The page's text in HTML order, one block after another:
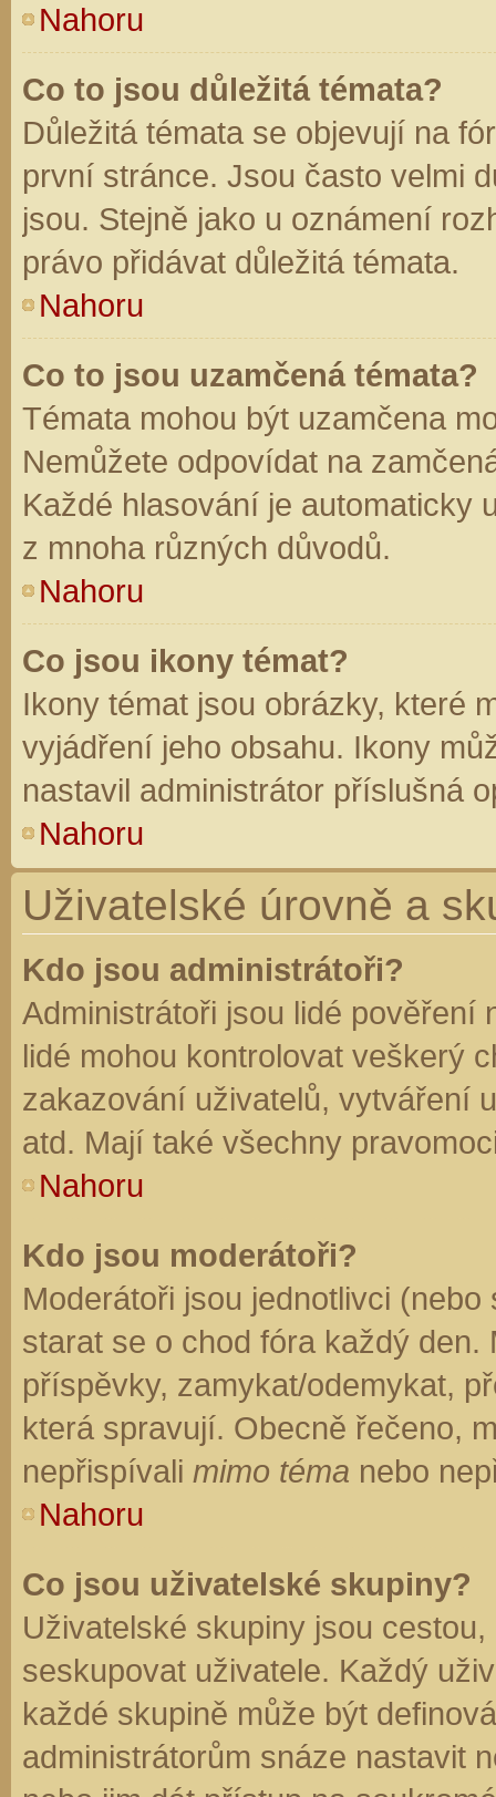
Nahoru
Co to jsou důležitá témata?
Důležitá témata se objevují na
první stránce. Jsou často velmi
jsou. Stejně jako u oznámení
právo přidávat důležitá témata.
Nahoru
Co to jsou uzamčená témata?
Témata mohou být uzamčena
Nemůžete odpovídat na
Každé hlasování je automaticky
z mnoha různých důvodů.
Nahoru
Co jsou ikony témat?
Ikony témat jsou obrázky, které
vyjádření jeho obsahu. Ikony
nastavil administrátor příslušná
Nahoru
Uživatelské úrovně a
Kdo jsou administrátoři?
Administrátoři jsou lidé pověření
lidé mohou kontrolovat veškerý
zakazování uživatelů, vytváření
atd. Mají také všechny
Nahoru
Kdo jsou moderátoři?
Moderátoři jsou jednotlivci
starat se o chod fóra každý
příspěvky, zamykat/odemykat,
která spravují. Obecně řečeno,
nepřispívali mimo téma nebo
Nahoru
Co jsou uživatelské skupiny?
Uživatelské skupiny jsou
seskupovat uživatele. Každý
každé skupině může být
administrátorům snáze nastavit